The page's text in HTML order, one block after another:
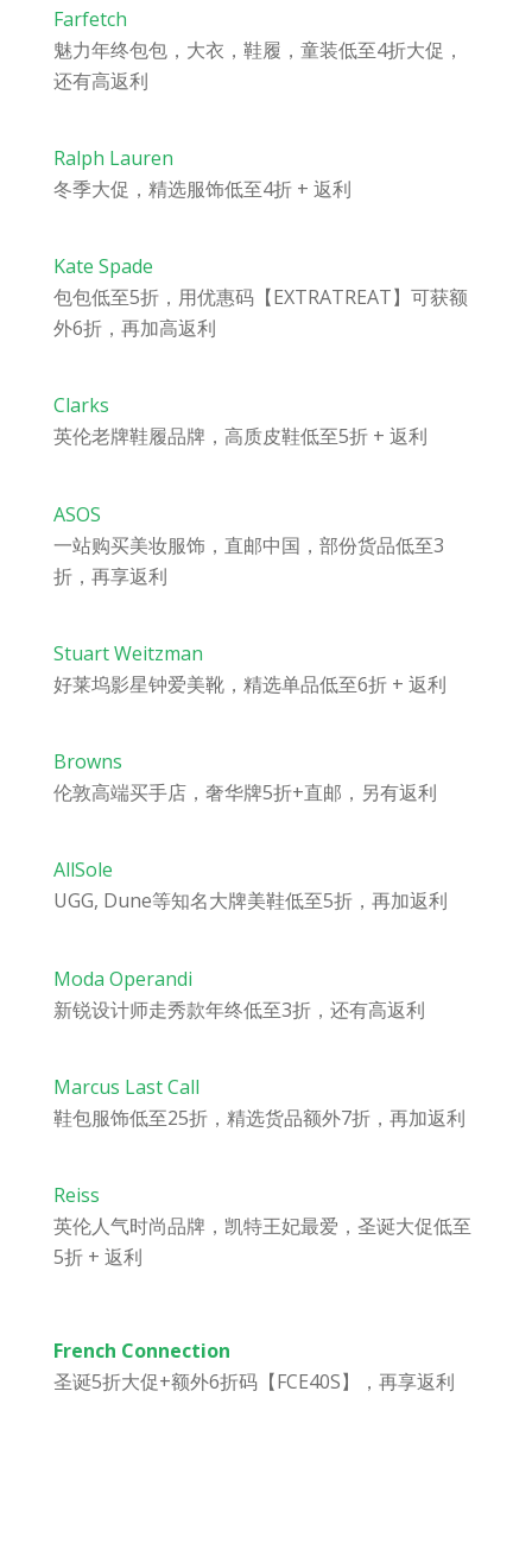
Farfetch
魅力年终包包，大衣，鞋履，童装低至4折大促，
还有高返利
Ralph Lauren
冬季大促，精选服饰低至4折 + 返利
Kate Spade
包包低至5折，用优惠码【EXTRATREAT】可获额
外6折，再加高返利
Clarks
英伦老牌鞋履品牌，高质皮鞋低至5折 + 返利
ASOS
一站购买美妆服饰，直邮中国，部份货品低至3
折，再享返利
Stuart Weitzman
好莱坞影星钟爱美靴，精选单品低至6折 + 返利
Browns
伦敦高端买手店，奢华牌5折+直邮，另有返利
AllSole
UGG, Dune等知名大牌美鞋低至5折，再加返利
Moda Operandi
新锐设计师走秀款年终低至3折，还有高返利
Marcus Last Call
鞋包服饰低至25折，精选货品额外7折，再加返利
Reiss
英伦人气时尚品牌，凯特王妃最爱，圣诞大促低至
5折 + 返利
French Connection
圣诞5折大促+额外6折码【FCE40S】，再享返利